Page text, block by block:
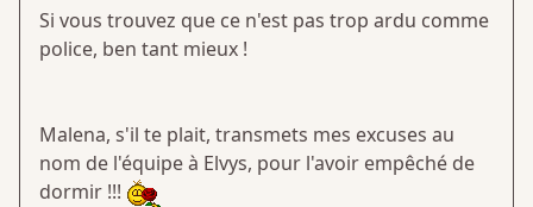
Si vous trouvez que ce n'est pas trop ardu comme
police, ben tant mieux !
Malena, s'il te plait, transmets mes excuses au
nom de l'équipe à Elvys, pour l'avoir empêché de
dormir !!!